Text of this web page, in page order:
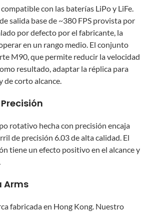
con las baterías LiPo y LiFe.
salida base de ~380 FPS provista por
por defecto por el fabricante, la
en un rango medio. El conjunto
M90, que permite reducir la velocidad
resultado, adaptar la réplica para
de corto alcance.
rotativo hecha con precisión encaja
de precisión 6.03 de alta calidad. El
tiene un efecto positivo en el alcance y
Arms
fabricada en Hong Kong. Nuestro